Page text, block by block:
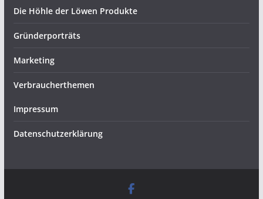
Die Höhle der Löwen Produkte
Gründerporträts
Marketing
Verbraucherthemen
Impressum
Datenschutzerklärung